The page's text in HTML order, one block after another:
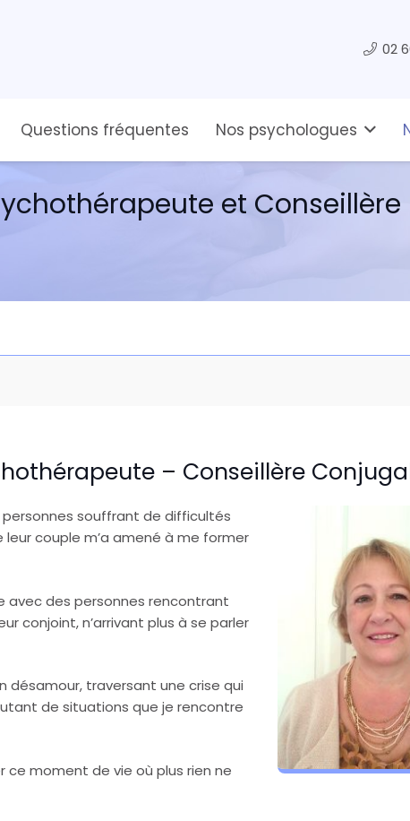
02
Questions fréquentes Nos psychologues
et Conseillère
– Conseillère
souffrant de difficultés
couple m’a amené à me former
avec des personnes rencontrant
conjoint, n’arrivant plus à se parler
désamour, traversant une crise qui
de situations que je rencontre
ce moment de vie où plus rien ne